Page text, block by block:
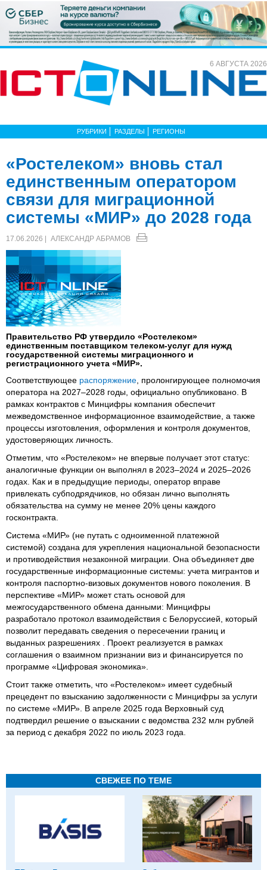
6 АВГУСТА 2026
РУБРИКИ РАЗДЕЛЫ РЕГИОНЫ
«Ростелеком» вновь стал
единственным оператором
связи для миграционной
системы «МИР» до 2028 года
17.06.2026 | АЛЕКСАНДР АБРАМОВ
Правительство РФ утвердило «Ростелеком»
единственным поставщиком телеком-услуг для нужд
государственной системы миграционного и
регистрационного учета «МИР».
Соответствующее распоряжение , пролонгирующее полномочия
оператора на 2027–2028 годы, официально опубликовано. В
рамках контрактов с Минцифры компания обеспечит
межведомственное информационное взаимодействие, а также
процессы изготовления, оформления и контроля документов,
удостоверяющих личность.
Отметим, что «Ростелеком» не впервые получает этот статус:
аналогичные функции он выполнял в 2023–2024 и 2025–2026
годах. Как и в предыдущие периоды, оператор вправе
привлекать субподрядчиков, но обязан лично выполнять
обязательства на сумму не менее 20% цены каждого
госконтракта.
Система «МИР» (не путать с одноименной платежной
системой) создана для укрепления национальной безопасности
и противодействия незаконной миграции. Она объединяет две
государственные информационные системы: учета мигрантов и
контроля паспортно-визовых документов нового поколения. В
перспективе «МИР» может стать основой для
межгосударственного обмена данными: Минцифры
разработало протокол взаимодействия с Белоруссией, который
позволит передавать сведения о пересечении границ и
выданных разрешениях . Проект реализуется в рамках
соглашения о взаимном признании виз и финансируется по
программе «Цифровая экономика».
Стоит также отметить, что «Ростелеком» имеет судебный
прецедент по взысканию задолженности с Минцифры за услуги
по системе «МИР». В апреле 2025 года Верховный суд
подтвердил решение о взыскании с ведомства 232 млн рублей
за период с декабря 2022 по июль 2023 года.
СВЕЖЕЕ ПО ТЕМЕ